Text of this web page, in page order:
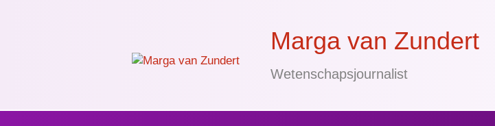
Marga van Zundert
Wetenschapsjournalist